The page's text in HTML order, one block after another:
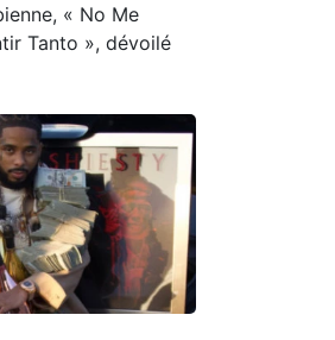
« No Me
Tanto », dévoilé